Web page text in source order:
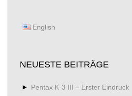
English
NEUESTE BEITRÄGE
Pentax K-3 III – Erster Eindruck